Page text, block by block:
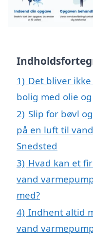
1) Det bliver
bolig med olie
2) Slip for bøvl
på en luft til
Snedsted
3) Hvad kan et
vand
med?
4) Indhent altid
vand